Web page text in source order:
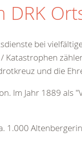
bei
Katastrophen
und die
Im Jahr 1889
1.000